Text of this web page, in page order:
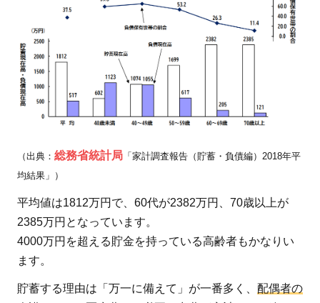
は
基礎年
金のみ
受給し
ている
性の現
厚生年
金や共
済年金
してい
（出典： 総務省統計局 「家計調査報告（貯蓄・負債編）2018年平
均結果」）
平均値は1812万円で、60代が2382万円、70歳以上が
2385万円となっています。
4000万円を超える貯金を持っている高齢者もかなりい
ます。
貯蓄する理由は「万一に備えて」が一番多く、 配偶者の